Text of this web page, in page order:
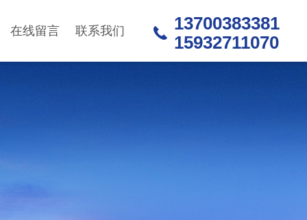
在线留言 联系我们
13700383381
15932711070